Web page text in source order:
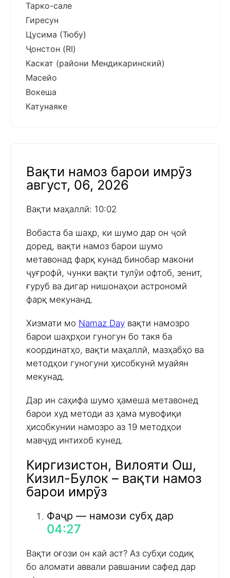
Тарко-сале
Гиресун
Цусима (Тюбу)
Ҷонстон (RI)
Каскат (райони Мендикаринский)
Масейо
Вокеша
Катунаяке
Вақти намоз барои имрӯз
август, 06, 2026
Вақти маҳаллӣ: 10:02
Вобаста ба шаҳр, ки шумо дар он ҷой
доред, вақти намоз барои шумо
метавонад фарқ кунад бинобар макони
ҷуғрофӣ, чунки вақти тулӯи офтоб, зенит,
ғуруб ва дигар нишонаҳои астрономӣ
фарқ мекунанд.
Хизмати мо Namaz Day вақти намозро
барои шаҳрҳои гуногун бо такя ба
координатҳо, вақти маҳаллӣ, мазҳабҳо ва
методҳои гуногуни ҳисобкунӣ муайян
мекунад.
Дар ин саҳифа шумо ҳамеша метавонед
барои худ методи аз ҳама мувофиқи
ҳисобкунии намозро аз 19 методҳои
мавҷуд интихоб кунед.
Киргизистон, Вилояти Ош,
Кизил-Булок – вақти намоз
барои имрӯз
Фаҷр — намози субҳ дар
04:27
Вақти оғози он кай аст? Аз субҳи содиқ
бо аломати аввали равшании сафед дар